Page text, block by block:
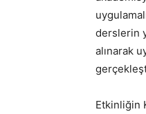
derslerin
alınarak
Etkinliğin